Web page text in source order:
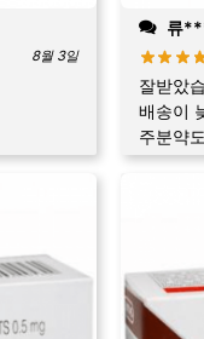
8월 3일
류
잘받았
배송이
주분약